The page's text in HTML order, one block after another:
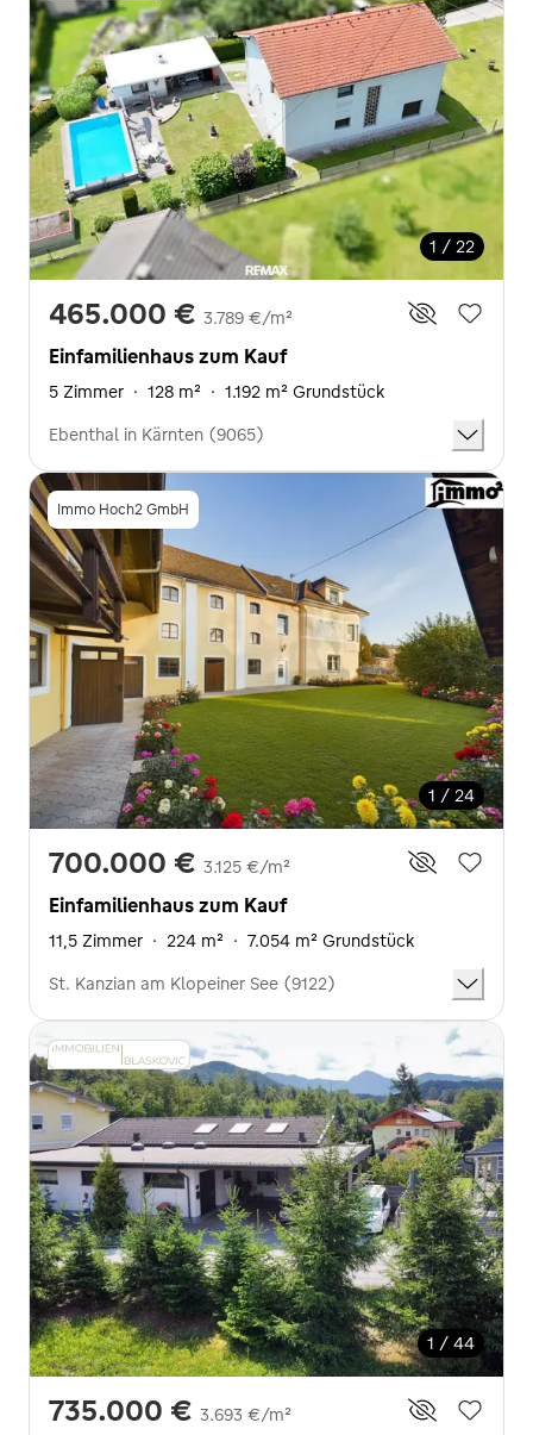
1 / 22
465.000 € 3.789 €/m²
Einfamilienhaus zum Kauf
5 Zimmer · 128 m² · 1.192 m² Grundstück
Ebenthal in Kärnten (9065)
Immo Hoch2 GmbH
1 / 24
700.000 € 3.125 €/m²
Einfamilienhaus zum Kauf
11,5 Zimmer · 224 m² · 7.054 m² Grundstück
St. Kanzian am Klopeiner See (9122)
1 / 44
735.000 € 3.693 €/m²